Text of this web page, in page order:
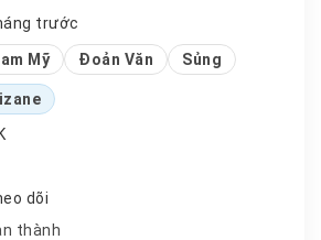
trước
Mỹ Đoản Văn
Sủng
dõi
thành